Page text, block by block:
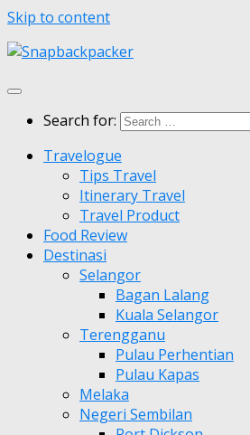
Skip to content
Search for:
Travelogue
Tips Travel
Itinerary Travel
Travel Product
Food Review
Destinasi
Selangor
Bagan Lalang
Kuala Selangor
Terengganu
Pulau Perhentian
Pulau Kapas
Melaka
Negeri Sembilan